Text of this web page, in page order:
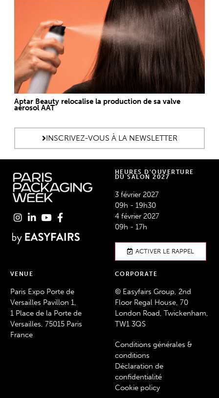
Aptar Beauty relocalise la production de sa valve
aérosol AAT
INSCRIVEZ-VOUS À LA NEWSLETTER
HEURES D'OUVERTURE
DU SALON 2027
3 février 2027
09h - 19h30
4 février 2027
09h - 17h
ACTIVER LE RAPPEL
VENUE
Paris Expo Porte de
Versailles Pavillon 1,
1 Place de la Porte de
Versailles, 75015 Paris
France
CORPORATE
© Easyfairs Group, 2nd
Floor Regal House, 70
London Road, Twickenham,
TW1 3QS
Conditions générales &
conditions
Déclaration de
confidentialité
Cookie policy